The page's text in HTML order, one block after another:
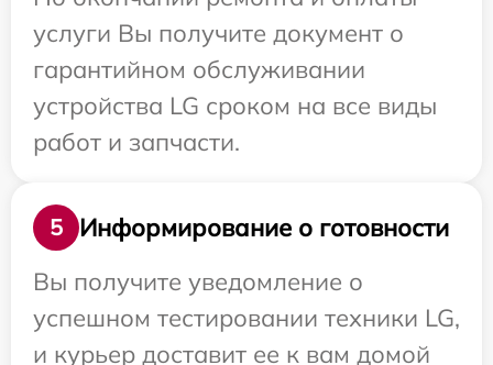
услуги Вы получите документ о
гарантийном обслуживании
устройства LG сроком на все виды
работ и запчасти.
5
Информирование о готовности
Вы получите уведомление о
успешном тестировании техники LG,
и курьер доставит ее к вам домой